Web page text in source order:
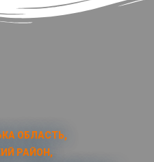
ОБЛАСТЬ,
РАЙОН,